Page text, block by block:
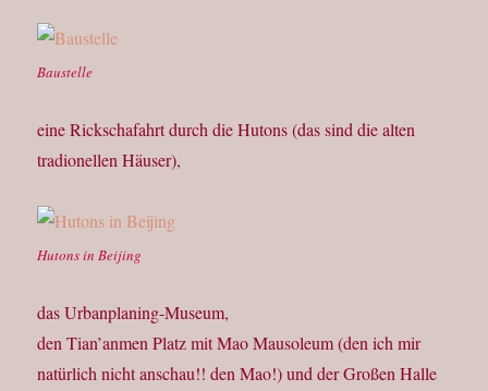
Baustelle
eine Rickschafahrt durch die Hutons (das sind die alten
tradionellen Häuser),
Hutons in Beijing
das Urbanplaning-Museum,
den Tian’anmen Platz mit Mao Mausoleum (den ich mir
natürlich nicht anschau!! den Mao!) und der Großen Halle